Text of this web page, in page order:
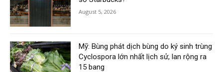
August 5, 2026
Mỹ: Bùng phát dịch bùng do ký sinh trùng
Cyclospora lớn nhất lịch sử, lan rộng ra
15 bang